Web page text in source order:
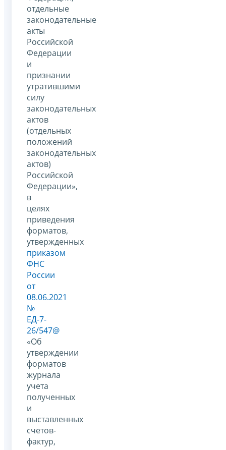
отдельные
законодательные
акты
Российской
Федерации
и
признании
утратившими
силу
законодательных
актов
(отдельных
положений
законодательных
актов)
Российской
Федерации»,
в
целях
приведения
форматов,
утвержденных
приказом
ФНС
России
от
08.06.2021
№
ЕД-7-
26/547@
«Об
утверждении
форматов
журнала
учета
полученных
и
выставленных
счетов-
фактур,